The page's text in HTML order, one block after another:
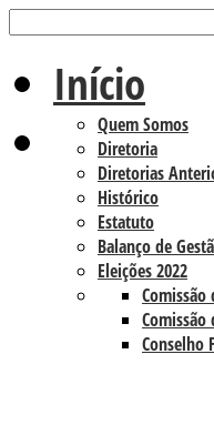
Início
Quem Somos
Diretoria
Diretorias
Histórico
Estatuto
Balanço de
Eleições 2022
Comissão
Comissão
Conselho